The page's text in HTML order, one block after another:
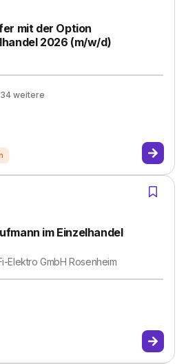
mit der Option
2026 (m/w/d)
weitere
im Einzelhandel
Elektro GmbH Rosenheim